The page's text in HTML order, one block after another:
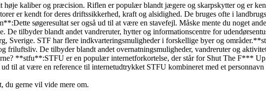
kaliber og præcision. Riflen er populær blandt jægere og skarpskytter og er
er kendt for deres driftssikkerhed, kraft og alsidighed. De bruges ofte i
søgeresultat ser også ud til at være en stavefejl. Måske mente du noget
De tilbyder blandt andet vandreruter, hytter og informationscentre for
Sverige. STF har flere indkvarteringsmuligheder i forskellige byer og
friluftsliv. De tilbyder blandt andet overnatningsmuligheder, vandreruter og
**stfu**:STFU er en populær internetforkortelse, der står for Shut The F***
til at være en reference til internetudtrykket STFU kombineret med et
du gerne vil vide mere om.